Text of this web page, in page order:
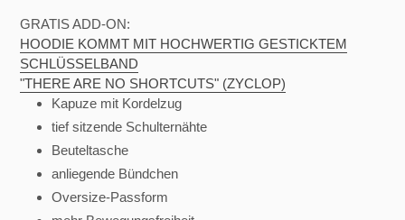
GRATIS ADD-ON:
HOODIE KOMMT MIT HOCHWERTIG GESTICKTEM
SCHLÜSSELBAND
"THERE ARE NO SHORTCUTS" (ZYCLOP)
Kapuze mit Kordelzug
tief sitzende Schulternähte
Beuteltasche
anliegende Bündchen
Oversize-Passform